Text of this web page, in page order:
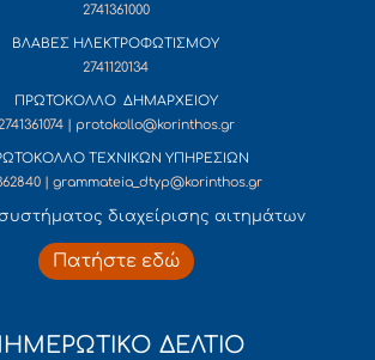
2741361000
ΒΛΑΒΕΣ ΗΛΕΚΤΡΟΦΩΤΙΣΜΟΥ
2741120134
ΠΡΩΤΟΚΟΛΛΟ ΔΗΜΑΡΧΕΙΟΥ
| protokollo@korinthos.gr
ΤΕΧΝΙΚΩΝ ΥΠΗΡΕΣΙΩΝ
| grammateia_dtyp@korinthos.gr
διαχείρισης αιτημάτων
Πατήστε εδώ
ΔΕΛΤΙΟ